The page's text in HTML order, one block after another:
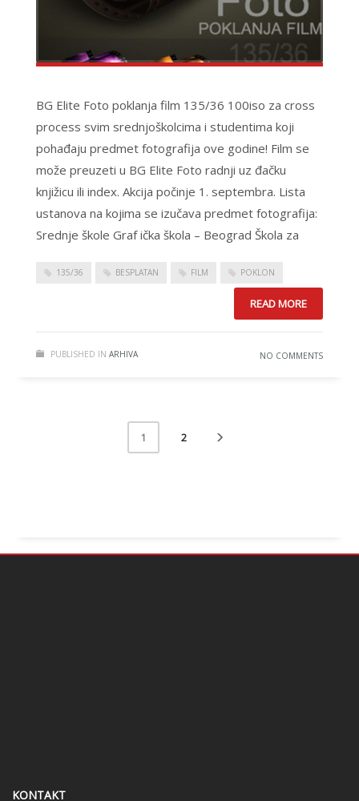
BG Elite Foto poklanja film 135/36 100iso za cross
process svim srednjoškolcima i studentima koji
pohađaju predmet fotografija ove godine! Film se
može preuzeti u BG Elite Foto radnji uz đačku
knjižicu ili index. Akcija počinje 1. septembra. Lista
ustanova na kojima se izučava predmet fotografija:
Srednje škole Graf ička škola – Beograd Škola za
135/36 BESPLATAN FILM POKLON
READ MORE
PUBLISHED IN ARHIVA NO COMMENTS
1 2
KONTAKT